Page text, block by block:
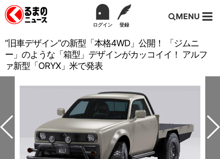
ログイン 登録
MENU
“旧車デザイン”の新型「本格4WD」公開！ 「ジムニ
ー」のような「箱型」デザインがカッコイイ！ アルフ
ァ新型「ORYX」米で発表